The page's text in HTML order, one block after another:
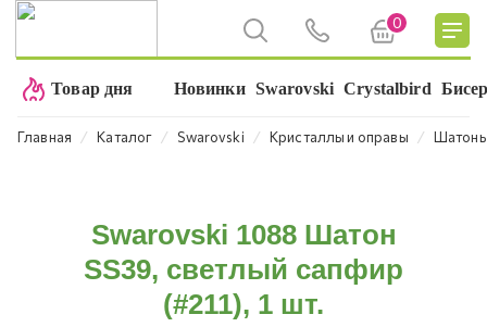
0
Товар дня Новинки Swarovski Crystalbird
Главная ⁄ Каталог ⁄ Swarovski ⁄ Кристаллы и оправы ⁄
Swarovski 1088 Шатон
SS39, светлый сапфир
(#211), 1 шт.